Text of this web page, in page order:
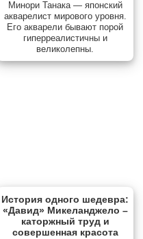
Минори Танака — японский
акварелист мирового уровня.
Его акварели бывают порой
гиперреалистичны и
великолепны.
История одного шедевра:
«Давид» Микеланджело –
каторжный труд и
совершенная красота